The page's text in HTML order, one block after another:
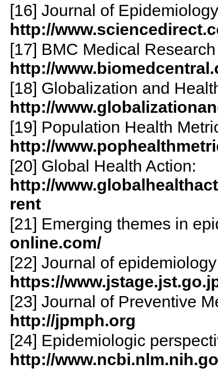
[16] Journal of
http://
[17] BMC Medical
http://
[18] Globalization and
http://
[19] Population Health
http://
[20] Global Health Action:
http://
rent
[21] Emerging themes in
online.com/
[22] Journal of
https://
[23] Journal of Preventive
http://jpmph.org
[24] Epidemiologic
http://